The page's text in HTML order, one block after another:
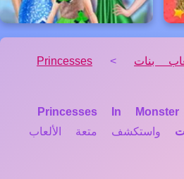
بنات >
Princesses
Princesses In
واستكشف متعة الألعاب